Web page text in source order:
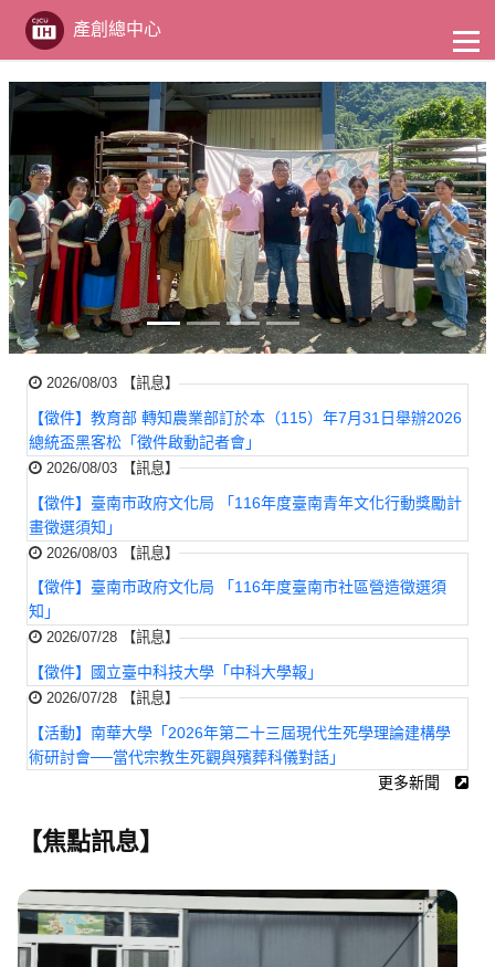
主
要
容
產創總中心
Previous Next
2026/08/03 【訊息】
【徵件】教育部 轉知農業部訂於本（115）年7月31日舉辦2026
總統盃黑客松「徵件啟動記者會」
2026/08/03 【訊息】
【徵件】臺南市政府文化局 「116年度臺南青年文化行動獎勵計
畫徵選須知」
2026/08/03 【訊息】
【徵件】臺南市政府文化局 「116年度臺南市社區營造徵選須
知」
2026/07/28 【訊息】
【徵件】國立臺中科技大學「中科大學報」
2026/07/28 【訊息】
【活動】南華大學「2026年第二十三屆現代生死學理論建構學
術研討會──當代宗教生死觀與殯葬科儀對話」
更多新聞
【焦點訊息】